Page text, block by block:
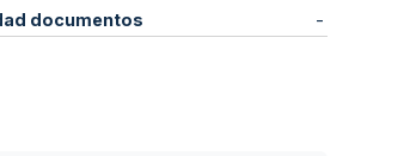
documentos -